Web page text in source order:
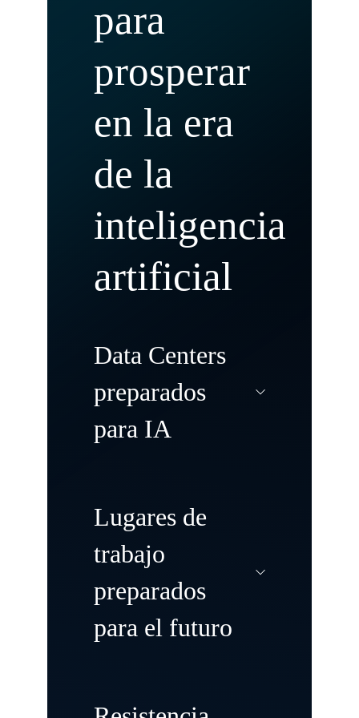
para
prosperar
en la era
de la
inteligencia
artificial
Data Centers
preparados
para IA
Modernice y
transforme sus
centros de datos
para impulsar las
cargas de trabajo
Lugares de
trabajo
preparados
para el futuro
Cree lugares de